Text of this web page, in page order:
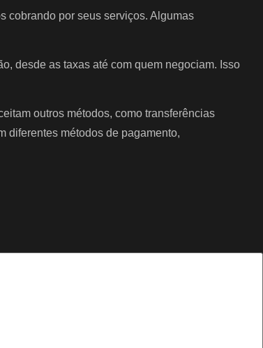
cobrando por seus serviços. Algumas
desde as taxas até com quem negociam. Isso
outros métodos, como transferências
diferentes métodos de pagamento,